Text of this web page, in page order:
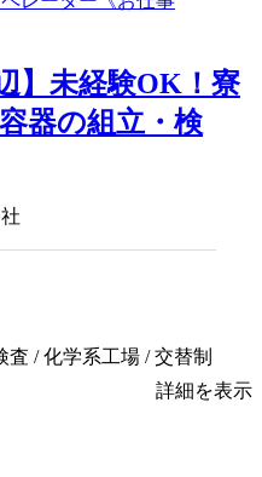
】未経験OK！寮
器の組立・検
/ 化学系工場 / 交替制
詳細を表示